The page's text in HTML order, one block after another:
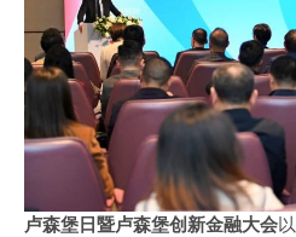
卢森堡日暨卢森堡创新金融大会以